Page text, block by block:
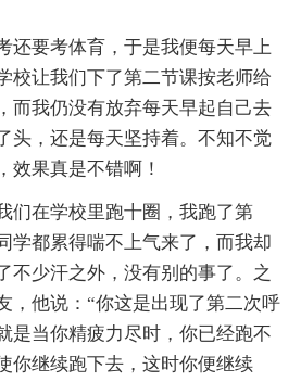
还要考体育，于是我便每天早上
校让我们下了第二节课按老师给
而我仍没有放弃每天早起自己去
头，还是每天坚持着。不知不觉
效果真是不错啊！
们在学校里跑十圈，我跑了第
学都累得喘不上气来了，而我却
不少汗之外，没有别的事了。之
，他说：“你这是出现了第二次呼
是当你精疲力尽时，你已经跑不
你继续跑下去，这时你便继续